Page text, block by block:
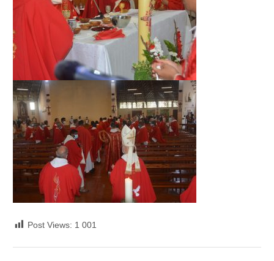
Post Views: 1 001